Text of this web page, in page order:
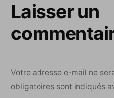
Laisser un
Votre adresse e-mail ne
obligatoires sont indiqués